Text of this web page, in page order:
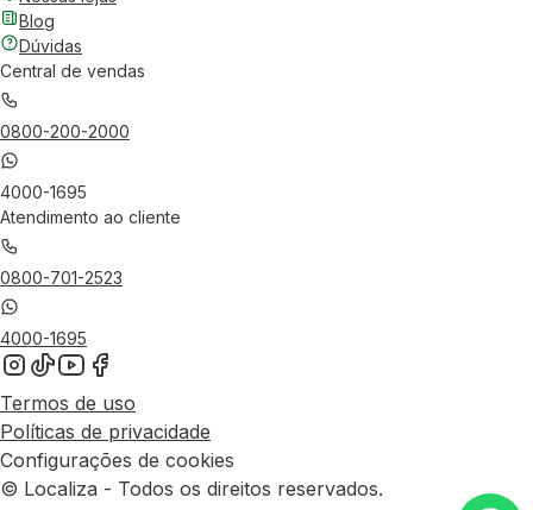
Blog
Dúvidas
Central de vendas
0800-200-2000
4000-1695
Atendimento ao cliente
0800-701-2523
4000-1695
Termos de uso
Políticas de privacidade
Configurações de cookies
© Localiza - Todos os direitos reservados.